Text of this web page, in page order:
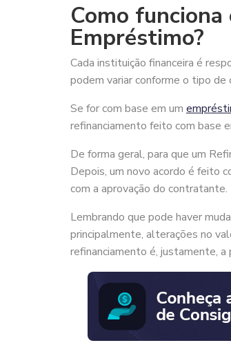
Como
Empréstimo?
Cada instituição financeira é
podem variar conforme o tipo de
Se for com base em um
refinanciamento feito com base
De forma geral, para que um
Depois, um novo acordo é feito
com a aprovação do contratante.
Lembrando que pode haver
principalmente, alterações no
refinanciamento é, justamente,